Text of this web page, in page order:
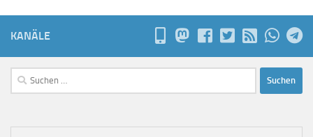
KANÄLE
Suchen
nach: